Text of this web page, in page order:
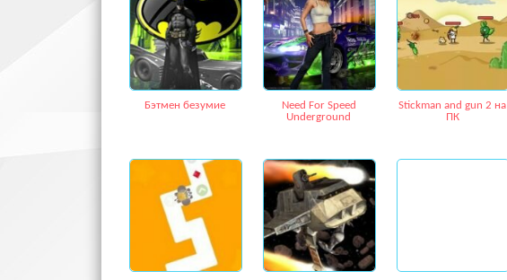
Бэтмен безумие
Need For Speed
Underground
Stickman and gun 2 на
ПК